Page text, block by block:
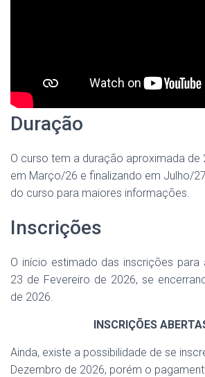
Duração
O curso tem a duração aproximada de
em Março/26 e finalizando em Julho/
do curso para maiores informações.
Inscrições
O início estimado das inscrições
23 de Fevereiro de 2026, se
de 2026.
INSCRIÇÕES
Ainda, existe a possibilidade de se
Dezembro de 2026, porém o